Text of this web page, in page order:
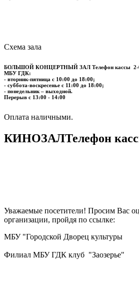
Схема зала
БОЛЬШОЙ КОНЦЕРТНЫЙ ЗАЛ Телефон кассы
МБУ ГДК:
- вторник-пятница с 10:00 до 18:00;
- суббота-воскресенье с 11:00 до 18:00;
- понедельник – выходной.
Перерыв с 13:00 - 14:00
​​​​​​​Оплата наличными.
КИНОЗАЛТелефон
Уважаемые посетители! Просим Вас
организации, пройдя по ссылке:
МБУ "Городской Дворец культуры
Филиал МБУ ГДК клуб "Заозерье"